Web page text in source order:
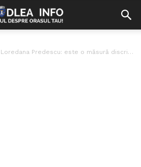
Predescu: este o măsură discriminatorie să tai bani de la...